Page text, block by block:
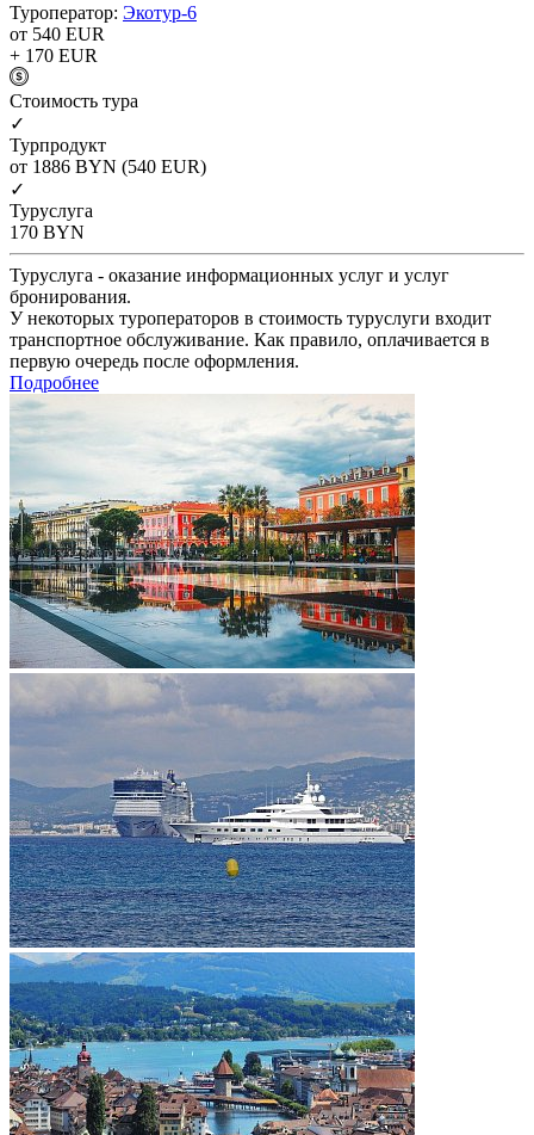
Туроператор: Экотур-6
от 540 EUR
+ 170 EUR
Cтоимость тура
✓
Турпродукт
от 1886 BYN (540 EUR)
✓
Туруслуга
170 BYN
Туруслуга - оказание информационных услуг и услуг
бронирования.
У некоторых туроператоров в стоимость туруслуги входит
транспортное обслуживание. Как правило, оплачивается в
первую очередь после оформления.
Подробнее